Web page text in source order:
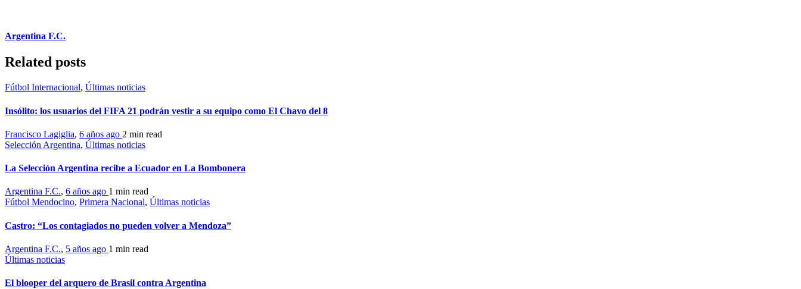
Argentina F.C.
Related posts
Fútbol Internacional, Últimas noticias
Insólito: los usuarios del FIFA 21 podrán vestir a su equipo como El Chavo del 8
Francisco Lagiglia, 6 años ago 2 min read
Selección Argentina, Últimas noticias
La Selección Argentina recibe a Ecuador en La Bombonera
Argentina F.C., 6 años ago 1 min read
Fútbol Mendocino, Primera Nacional, Últimas noticias
Castro: “Los contagiados no pueden volver a Mendoza”
Argentina F.C., 5 años ago 1 min read
Últimas noticias
El blooper del arquero de Brasil contra Argentina